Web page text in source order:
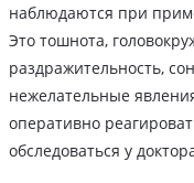
наблюдаются при
Это тошнота,
раздражительность,
нежелательные
оперативно
обследоваться у